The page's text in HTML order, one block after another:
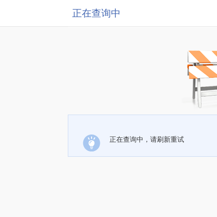
正在查询中
正在查询中，请刷新重试